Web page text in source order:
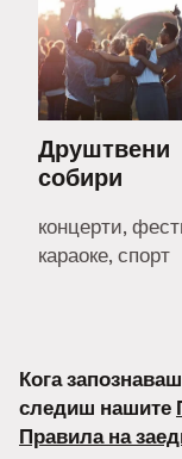
Друштвени
собири
концерти,
караоке, спорт
Кога
следиш нашите
Правила на